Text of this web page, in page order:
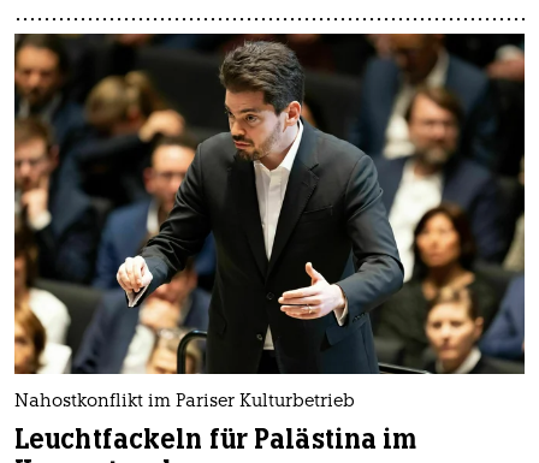
Nahostkonflikt im Pariser Kulturbetrieb
Leuchtfackeln für Palästina im